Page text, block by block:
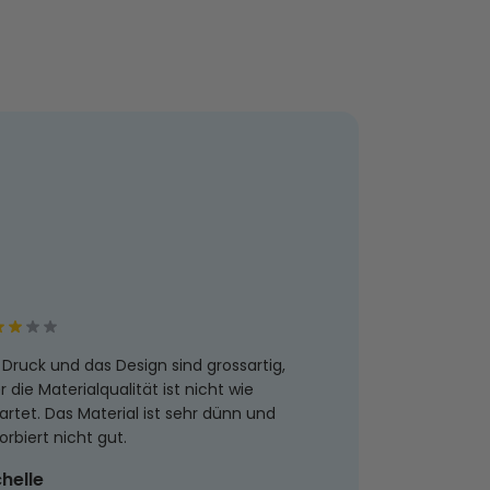
und das Design sind grossartig,
die Materialqualität ist nicht wie
Das Material ist sehr dünn und
nicht gut.